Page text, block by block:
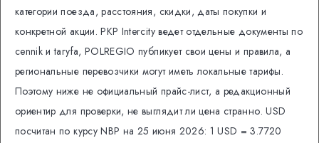
категории поезда, расстояния, скидки, даты покупки и
конкретной акции. PKP Intercity ведет отдельные документы по
cennik и taryfa, POLREGIO публикует свои цены и правила, а
региональные перевозчики могут иметь локальные тарифы.
Поэтому ниже не официальный прайс-лист, а редакционный
ориентир для проверки, не выглядит ли цена странно. USD
посчитан по курсу NBP на 25 июня 2026: 1 USD = 3.7720